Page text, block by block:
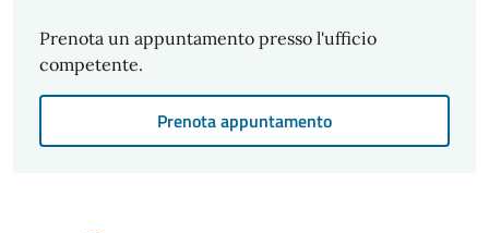
Prenota un appuntamento presso l'ufficio
competente.
Prenota appuntamento